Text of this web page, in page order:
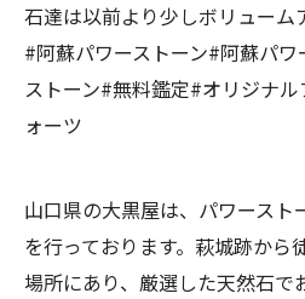
石達は以前より少しボリューム
#阿蘇パワーストーン#阿蘇パ
ストーン#無料鑑定#オリジナ
ォーツ
山口県の大黒屋は、パワースト
を行っております。萩城跡から
場所にあり、厳選した天然石で